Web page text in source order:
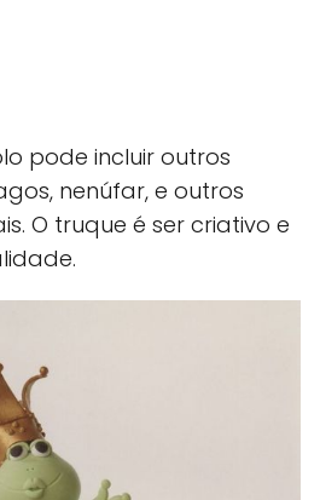
pode incluir outros
nenúfar, e outros
O truque é ser criativo e